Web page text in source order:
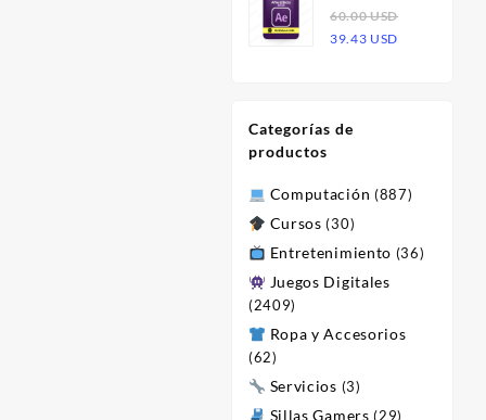
era:
60.00 USD.
es:
Effects 2023
| Licencia
60.00USD
El
60.00 USD.
39.43 USD
Categorías de
productos
Computación (887)
Cursos (30)
Entretenimiento (36)
Juegos Digitales
(2409)
Ropa y Accesorios
(62)
Servicios (3)
Sillas Gamers (29)